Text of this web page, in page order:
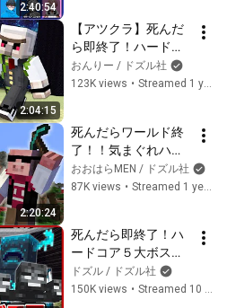
2:40:54
2:04:15
【アツクラ】死んだ
ら即終了！ハードコ
アエンドラ討伐【お
んりー視点】
おんりー / ドズル社
123K views • Streamed 1 year ago
2:20:24
死んだらワールド終
了！！気まぐれハー
ドコアワールドやる
ぞ！！
おおはらMEN / ドズル社
87K views • Streamed 1 year ago
死んだら即終了！ハ
ードコア５大ボス討
伐！
ドズル / ドズル社
150K views • Streamed 10 months ago